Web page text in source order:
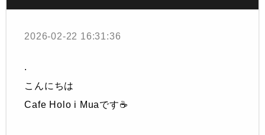
2026-02-22 16:31:36
.
こんにちは
Cafe Holo i Muaです☕️